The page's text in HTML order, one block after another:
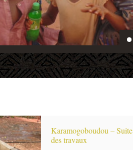
Karamogoboudou – Suite
des travaux